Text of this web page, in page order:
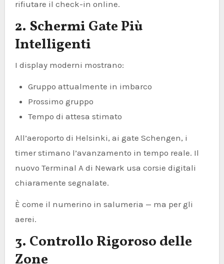
rifiutare il check-in online.
2. Schermi Gate Più
Intelligenti
I display moderni mostrano:
Gruppo attualmente in imbarco
Prossimo gruppo
Tempo di attesa stimato
All’aeroporto di Helsinki, ai gate Schengen, i
timer stimano l’avanzamento in tempo reale. Il
nuovo Terminal A di Newark usa corsie digitali
chiaramente segnalate.
È come il numerino in salumeria — ma per gli
aerei.
3. Controllo Rigoroso delle
Zone